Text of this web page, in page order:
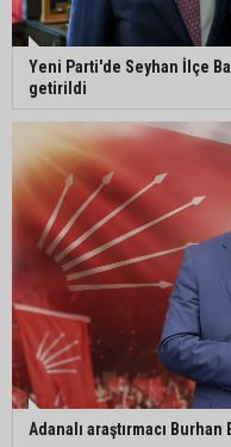
Yeni Parti'de Seyhan İlçe
getirildi
Adanalı araştırmacı Burhan